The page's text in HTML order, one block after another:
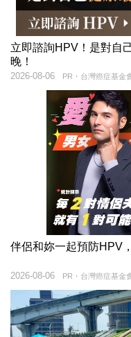
立即諮詢HPV！是對自
晚！
PR・台灣癌症基金
2026-08-06
伴侶和妳一起預防HPV
PR・台灣癌症基金
2026-08-06